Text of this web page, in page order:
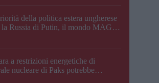
della politica estera ungherese
la Russia di Putin, il mondo MAGA,
a restrizioni energetiche di
nucleare di Paks potrebbe